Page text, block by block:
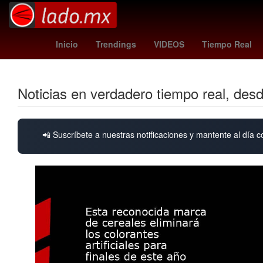
Inicio Trendings VIDEOS Tiempo Real
méxico vs colombia femenil austin fc - tijuana appletv
Noticias en verdadero tiempo real,
📲 Suscríbete a nuestras notificaciones y mantente al día